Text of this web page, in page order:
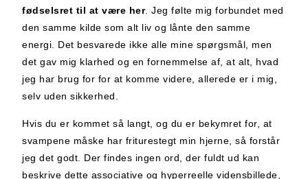
fødselsret til at være her. Jeg følte mig forbundet med
den samme kilde som alt liv og lånte den samme
energi. Det besvarede ikke alle mine spørgsmål, men
det gav mig klarhed og en fornemmelse af, at alt, hvad
jeg har brug for for at komme videre, allerede er i mig,
selv uden sikkerhed.
Hvis du er kommet så langt, og du er bekymret for, at
svampene måske har friturestegt min hjerne, så forstår
jeg det godt. Der findes ingen ord, der fuldt ud kan
beskrive dette associative og hyperreelle vidensbillede,